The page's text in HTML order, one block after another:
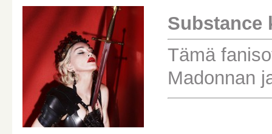
Substance
Tämä
Madonnan